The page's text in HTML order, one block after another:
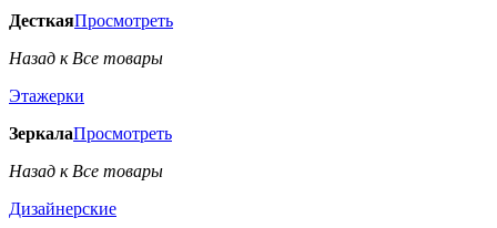
ДесткаяПросмотреть
Назад к Все товары
Этажерки
ЗеркалаПросмотреть
Назад к Все товары
Дизайнерские